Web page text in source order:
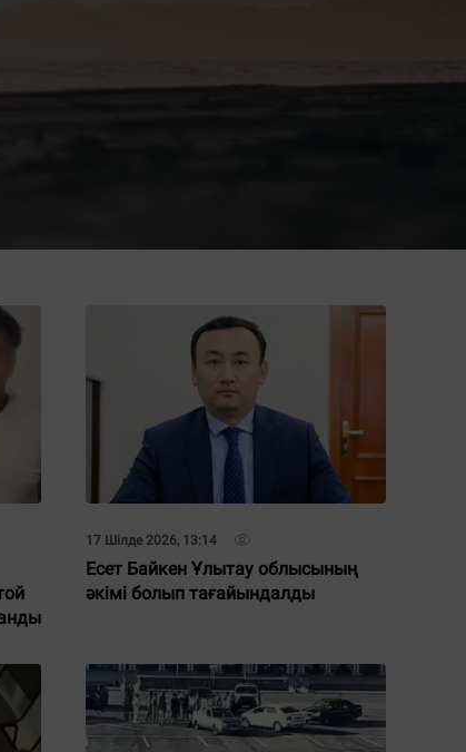
17 Шілде 2026, 13:14
Есет Байкен Ұлытау облысының
әкімі болып тағайындалды